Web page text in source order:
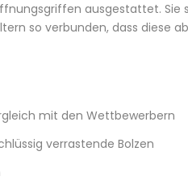
ausgestattet. Sie
so verbunden, dass diese
mit den Wettbewerbern
verrastende Bolzen